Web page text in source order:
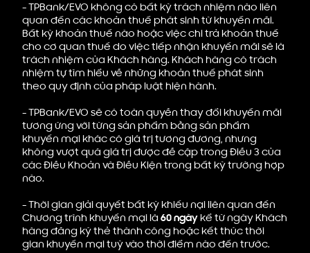
- TPBank/EVO không có bất kỳ trách nhiệm nào liên
quan đến các khoản thuế phát sinh từ khuyến mãi.
Bất kỳ khoản thuế nào hoặc việc chi trả khoản thuế
cho cơ quan thuế do việc tiếp nhận khuyến mãi sẽ là
trách nhiệm của Khách hàng. Khách hàng có trách
nhiệm tự tìm hiểu về những khoản thuế phát sinh
theo quy định của pháp luật hiện hành.
- TPBank/EVO sẽ có toàn quyền thay đổi khuyến mãi
tương ứng với từng sản phẩm bằng sản phẩm
khuyến mại khác có giá trị tương đương, nhưng
không vượt quá giá trị được đề cập trong Điều 3 của
các Điều Khoản và Điều Kiện trong bất kỳ trường hợp
nào.
- Thời gian giải quyết bất kỳ khiếu nại liên quan đến
Chương trình khuyến mại là60 ngày kể từ ngày Khách
hàng đăng ký thẻ thành công hoặc kết thúc thời
gian khuyến mại tuỳ vào thời điểm nào đến trước.